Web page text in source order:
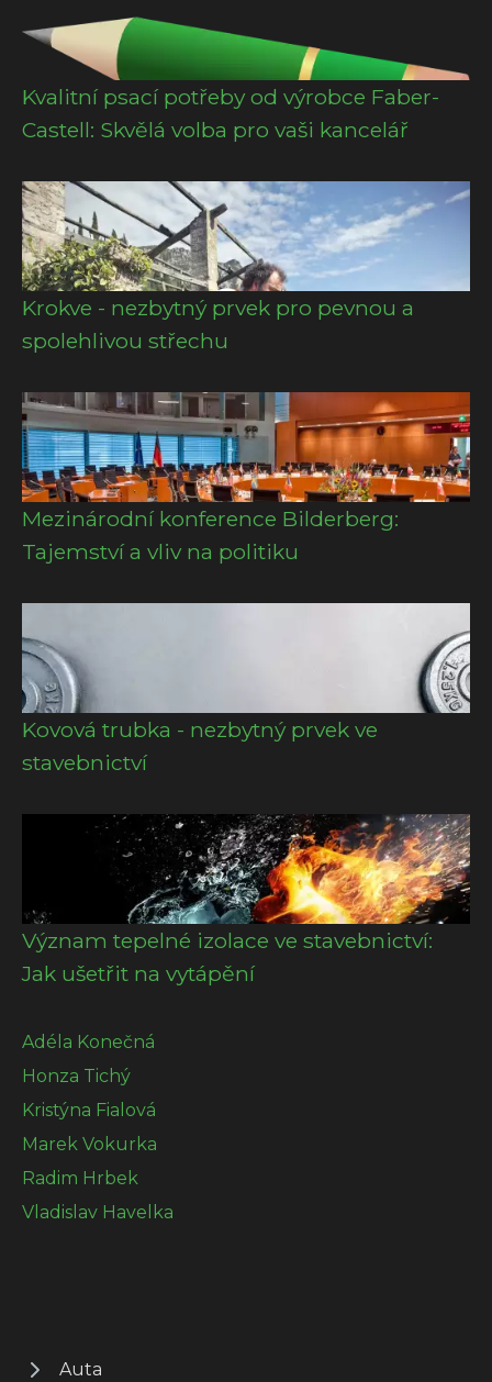
Kvalitní psací potřeby od výrobce Faber-
Castell: Skvělá volba pro vaši kancelář
Krokve - nezbytný prvek pro pevnou a
spolehlivou střechu
Mezinárodní konference Bilderberg:
Tajemství a vliv na politiku
Kovová trubka - nezbytný prvek ve
stavebnictví
Význam tepelné izolace ve stavebnictví:
Jak ušetřit na vytápění
Adéla Konečná
Honza Tichý
Kristýna Fialová
Marek Vokurka
Radim Hrbek
Vladislav Havelka
Auta